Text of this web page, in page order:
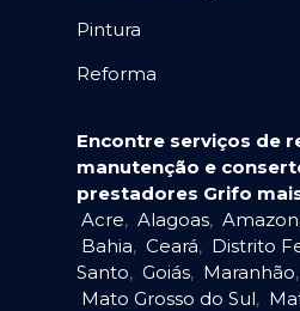
Pintura
Reforma
Encontre serviços de
manutenção e
prestadores Grifo
Acre, Alagoas,
Bahia, Ceará, Distrito
Santo, Goiás, Maranhão,
Mato Grosso do Sul,